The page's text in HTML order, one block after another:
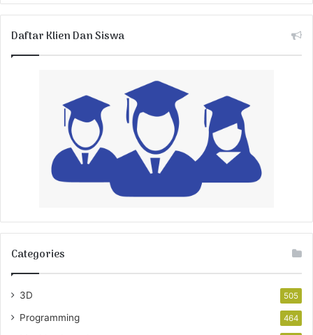
Daftar Klien Dan Siswa
Categories
3D 505
Programming 464